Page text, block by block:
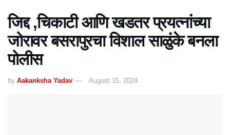
जिद्द ,चिकाटी आणि खडतर प्रयत्नांच्या
जोरावर बसरापुरचा विशाल साळुंके बनला
पोलीस
by Aakanksha Yadav August 15, 2024